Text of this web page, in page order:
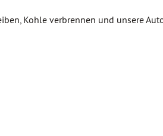
Kohle verbrennen und unsere